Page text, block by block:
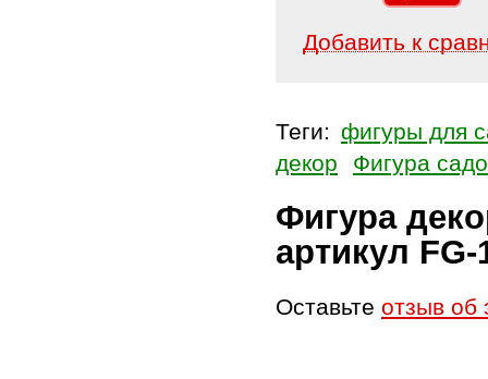
Добавить к
Теги: фигуры для
декор
Фигура
Фигура
артикул
Оставьте отзыв об